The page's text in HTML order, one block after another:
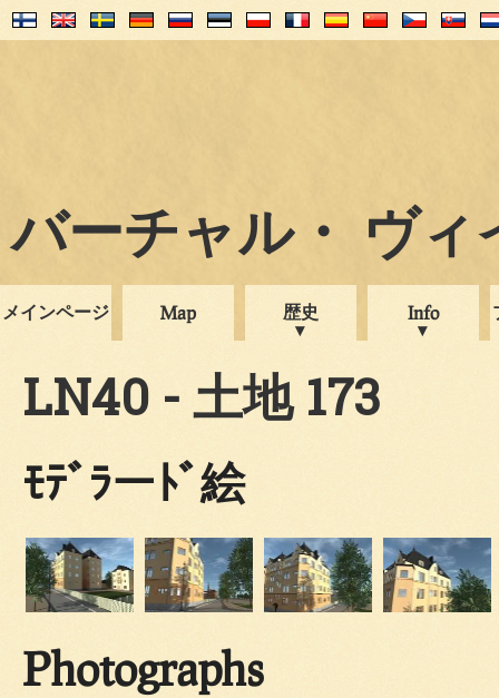
バーチャル・ ヴィ
メインページ Map 歴史 Info
LN40 - 土地 173
ﾓﾃﾞﾗーﾄﾞ絵
Photographs